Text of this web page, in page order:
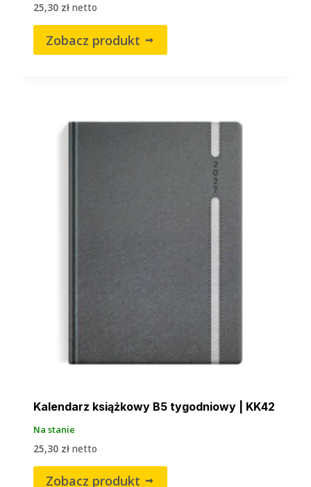
25,30 zł netto
Zobacz produkt
Kalendarz książkowy B5 tygodniowy | KK42
Na stanie
25,30 zł netto
Zobacz produkt